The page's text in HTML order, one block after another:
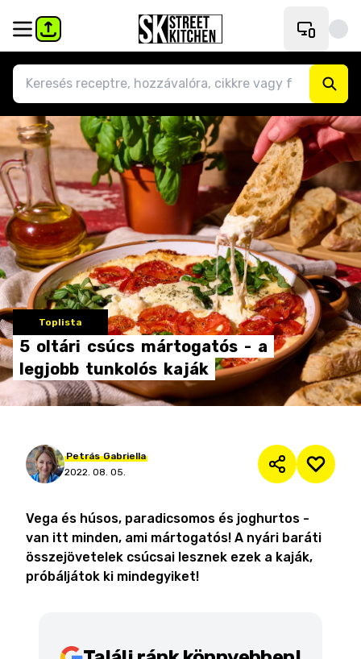
Toplista
5 oltári csúcs mártogatós - a
legjobb tunkolós kaják
Petrás Gabriella
2022. 08. 05.
Vega és húsos, paradicsomos és joghurtos -
van itt minden, ami mártogatós! A nyári baráti
összejövetelek csúcsai lesznek ezek a kaják,
próbáljátok ki mindegyiket!